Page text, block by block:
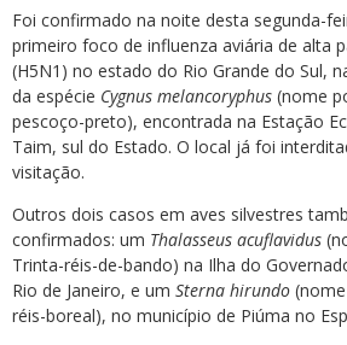
Foi confirmado na noite desta segunda-
primeiro foco de influenza aviária de alta
(H5N1) no estado do Rio Grande do Sul,
da espécie Cygnus melancoryphus (nome
pescoço-preto), encontrada na Estação
Taim, sul do Estado. O local já foi
visitação.
Outros dois casos em aves silvestres
confirmados: um Thalasseus acuflavidus
Trinta-réis-de-bando) na Ilha do
Rio de Janeiro, e um Sterna hirundo
réis-boreal), no município de Piúma no